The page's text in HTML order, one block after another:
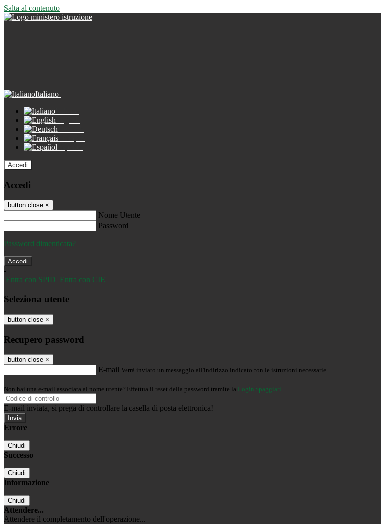
Salta al contenuto
Italiano
Accedi
Accedi
button close ×
Nome Utente
Password
Password dimenticata?
-
Entra con SPID Entra con CIE
Seleziona utente
button close ×
Recupero password
button close ×
E-mail Verrà inviato un messaggio all'indirizzo indicato con le istruzioni necessarie.
Non hai una e-mail associata al nome utente? Effettua il reset della password tramite la Login Spaggiari
E-mail inviata, si prega di controllare la casella di posta elettronica!
Errore
Chiudi
Successo
Chiudi
Informazione
Chiudi
Attendere...
Attendere il completamento dell'operazione...